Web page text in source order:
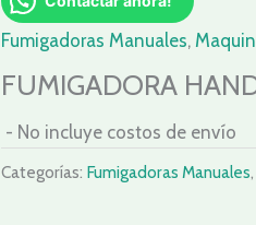
Fumigadoras Manuales,
FUMIGADORA
- No incluye costos de envío
Categorías: Fumigadoras Manuales,